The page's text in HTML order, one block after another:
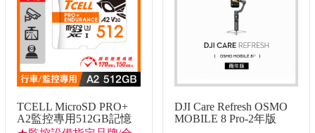
TCELL MicroSD PRO+
A2監控專用512GB記憶
DJI Care Refresh OSMO
MOBILE 8 Pro-2年版